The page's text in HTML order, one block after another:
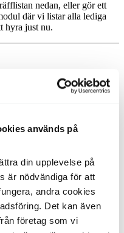
används på
din upplevelse på
är nödvändiga för att
andra cookies
Det kan även
företag som vi
nedan, eller gör ett
där vi listar alla lediga
hyra just nu.
m2
Kontor363 m